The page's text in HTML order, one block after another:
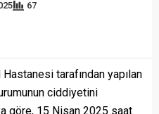
67
tarafından yapılan
ciddiyetini
göre, 15 Nisan 2025 saat